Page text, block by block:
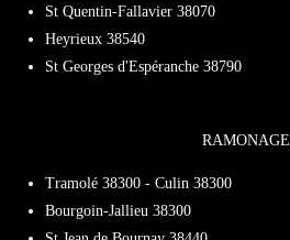
St Quentin-Fallavier 38070
Heyrieux 38540
St Georges d'Espéranche 38790
RAMONAGE
Tramolé 38300 - Culin 38300
Bourgoin-Jallieu 38300